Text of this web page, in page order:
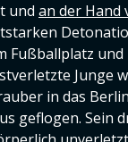
und an der Hand
Fußballplatz
Junge
in das
geflogen. Sein